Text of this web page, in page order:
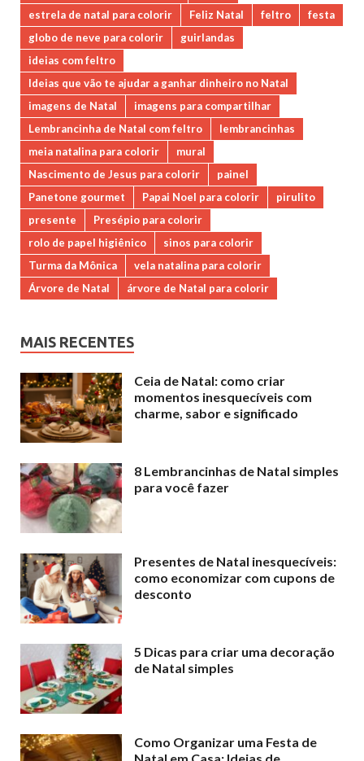
estrela de natal para colorir
Feliz Natal feltro
festa
globo de neve para colorir
guirlandas
ideias com feltro
Ideias que vão te ajudar a ganhar dinheiro no Natal
imagens de Natal
imagens para compartilhar
Lembrancinha de Natal com feltro
lembrancinhas
meia natalina para colorir
mural
Nascimento de Jesus para colorir
painel
Panetone gourmet
Papai Noel para colorir
pirulito
presente
Presépio para colorir
rolo de papel higiênico
sinos para colorir
Turma da Mônica
vela natalina para colorir
Árvore de Natal
árvore de Natal para colorir
MAIS RECENTES
Ceia de Natal: como criar
momentos inesquecíveis com
charme, sabor e significado
8 Lembrancinhas de Natal simples
para você fazer
Presentes de Natal inesquecíveis:
como economizar com cupons de
desconto
5 Dicas para criar uma decoração
de Natal simples
Como Organizar uma Festa de